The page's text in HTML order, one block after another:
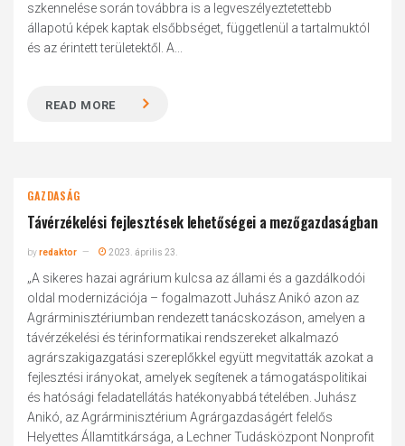
szkennelése során továbbra is a legveszélyeztetettebb
állapotú képek kaptak elsőbbséget, függetlenül a tartalmuktól
és az érintett területektől. A...
READ MORE
GAZDASÁG
Távérzékelési fejlesztések lehetőségei a mezőgazdaságban
byredaktor 2023. április 23.
„A sikeres hazai agrárium kulcsa az állami és a gazdálkodói
oldal modernizációja – fogalmazott Juhász Anikó azon az
Agrárminisztériumban rendezett tanácskozáson, amelyen a
távérzékelési és térinformatikai rendszereket alkalmazó
agrárszakigazgatási szereplőkkel együtt megvitatták azokat a
fejlesztési irányokat, amelyek segítenek a támogatáspolitikai
és hatósági feladatellátás hatékonyabbá tételében. Juhász
Anikó, az Agrárminisztérium Agrárgazdaságért felelős
Helyettes Államtitkársága, a Lechner Tudásközpont Nonprofit